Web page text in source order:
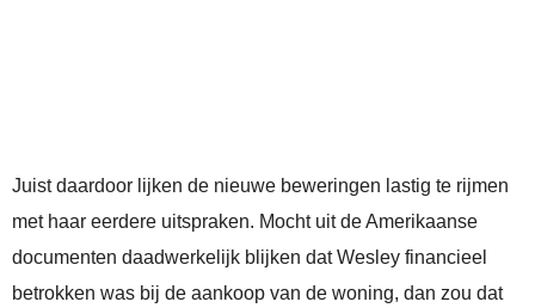
Juist daardoor lijken de nieuwe beweringen lastig te rijmen
met haar eerdere uitspraken. Mocht uit de Amerikaanse
documenten daadwerkelijk blijken dat Wesley financieel
betrokken was bij de aankoop van de woning, dan zou dat